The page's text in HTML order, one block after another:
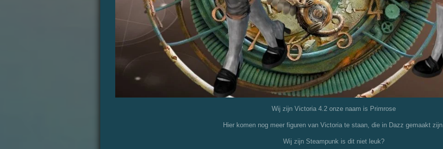
Wij zijn Victoria 4.2 onze naam is Primrose
Hier komen nog meer figuren van Victoria te staan, die in Dazz gemaakt zijn.
Wij zijn Steampunk is dit niet leuk?